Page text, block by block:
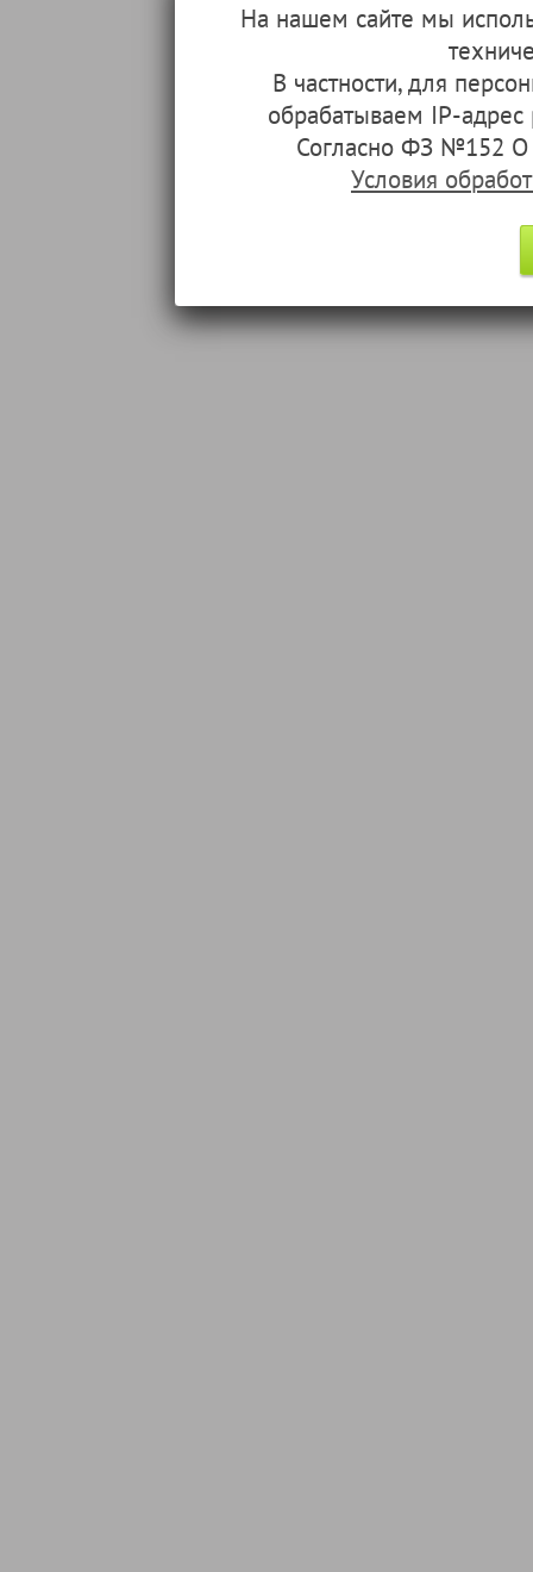
На нашем сайте мы
В частности, для
обрабатываем IP-
Согласно ФЗ №152 О
Условия